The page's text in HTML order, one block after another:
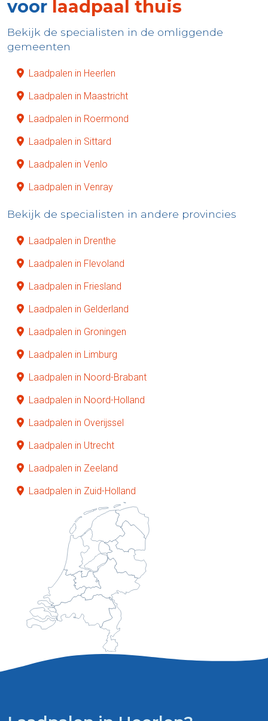
voor laadpaal thuis
Bekijk de specialisten in de omliggende
gemeenten
Laadpalen in Heerlen
Laadpalen in Maastricht
Laadpalen in Roermond
Laadpalen in Sittard
Laadpalen in Venlo
Laadpalen in Venray
Bekijk de specialisten in andere provincies
Laadpalen in Drenthe
Laadpalen in Flevoland
Laadpalen in Friesland
Laadpalen in Gelderland
Laadpalen in Groningen
Laadpalen in Limburg
Laadpalen in Noord-Brabant
Laadpalen in Noord-Holland
Laadpalen in Overijssel
Laadpalen in Utrecht
Laadpalen in Zeeland
Laadpalen in Zuid-Holland